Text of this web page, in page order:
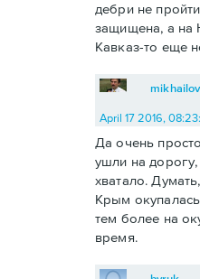
дебри не
защищена, а на
Кавказ-то еще
April 17 2016,
Да очень
ушли на
хватало.
Крым
тем более на
время.